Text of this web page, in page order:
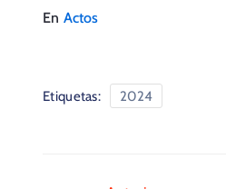
En Actos
Etiquetas: 2024